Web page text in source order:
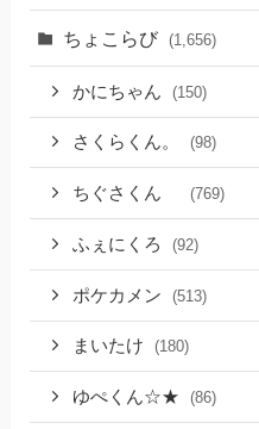
ちょこらび (1,656)
かにちゃん (150)
さくらくん。 (98)
ちぐさくん (769)
ふぇにくろ (92)
ポケカメン (513)
まいたけ (180)
ゆぺくん☆★ (86)